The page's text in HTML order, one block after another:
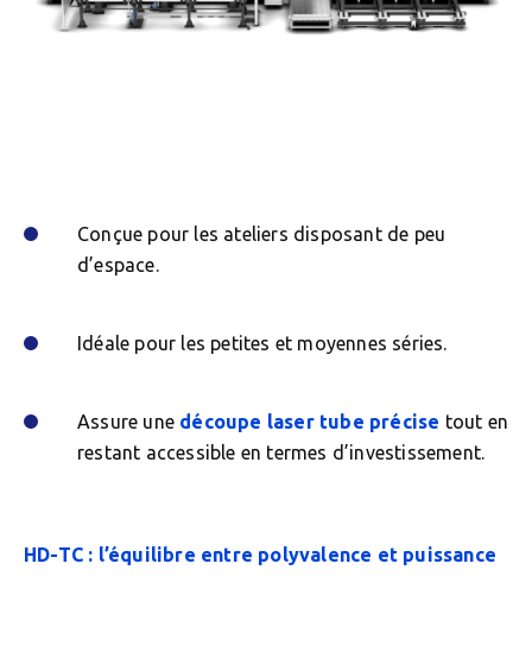
Conçue pour les ateliers disposant de peu
d’espace.
Idéale pour les petites et moyennes séries.
Assure une découpe laser tube précise tout en
restant accessible en termes d’investissement.
HD-TC : l’équilibre entre polyvalence et puissance